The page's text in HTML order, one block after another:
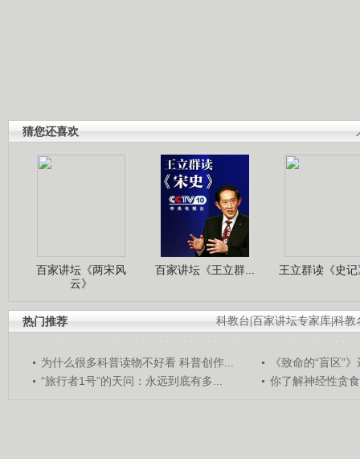
猜您还喜欢
百家讲坛《两宋风
云》
百家讲坛《王立群... 王立群读《史
科教台 百家讲坛专家库 科教
热门推荐
为什么很多科普读物不好看 科普创作...
《致命的“盲区”
“旅行者1号”的天问：永远到底有多...
你了解神经性贪